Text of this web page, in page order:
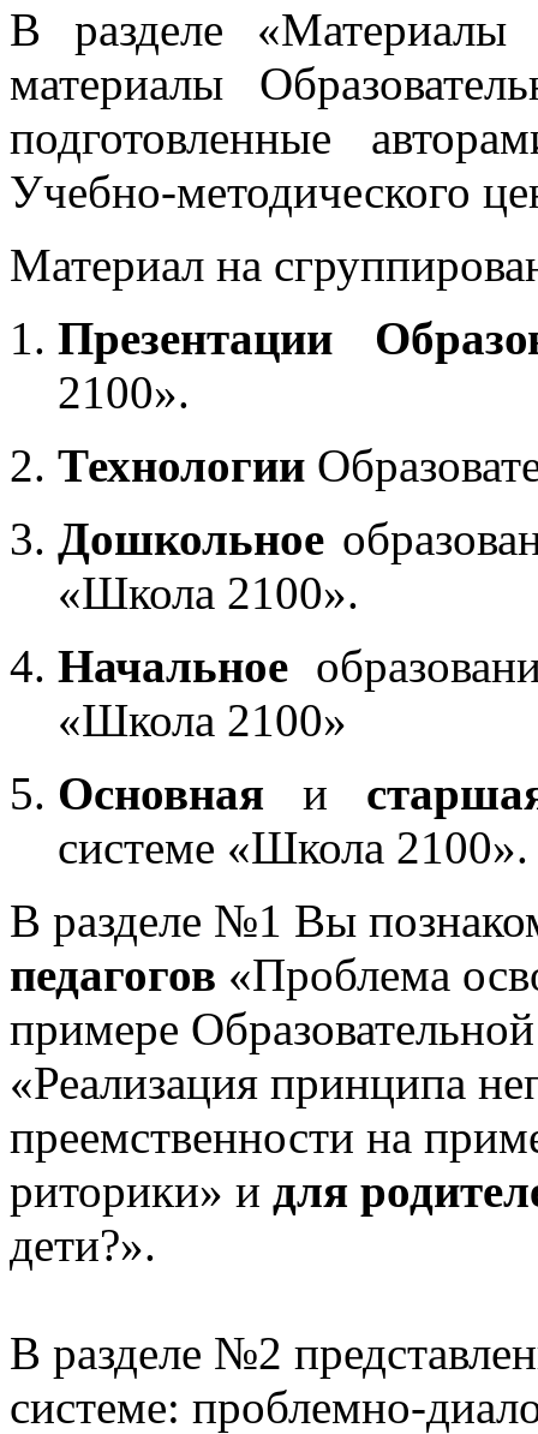
В разделе «Материалы
материалы
подготовленные
Учебно-методического
Материал на
Презентации
2100».
Технологии
Дошкольное
«Школа 2100».
Начальное
«Школа 2100»
Основная и
системе «Школа 2100».
В разделе №1 Вы
педагогов «Проблема
примере
«Реализация принципа
преемственности на
риторики» и для
дети?».
В разделе №2
системе: проблемно-